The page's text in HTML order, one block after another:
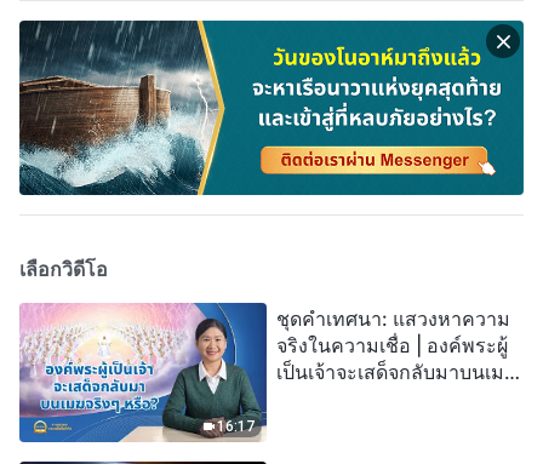
เลือกวิดีโอ
16:17
ชุดคำเทศนา: แสวงหาความ
จริงในความเชื่อ | องค์พระผู้
เป็นเจ้าจะเสด็จกลับมาบนเมฆ